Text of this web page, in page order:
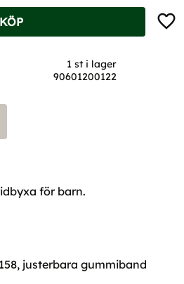
KÖP
1 st i lager
90601200122
för barn.
justerbara gummiband